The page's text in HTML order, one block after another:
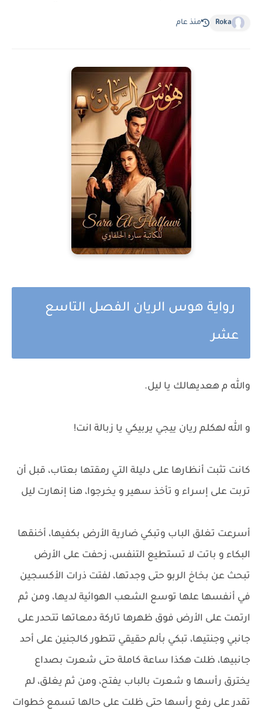
Roka منذ عام
رواية هوس الريان الفصل التاسع
عشر
والله م هعديهالك يا ليل.
و الله لهكلم ريان ييجي يربيكي يا زبالة انت!
كانت تثبت أنظارها على دليلة التي رمقتها بعتاب، قبل أن
تربت على إسراء و تأخذ سهير و يخرجوا، هنا إنهارت ليل
أسرعت تغلق الباب وتبكي ضارية الأرض بكفيها، أخنقها
البكاء و باتت لا تستطيع التنفس، زحفت على الأرض
تبحث عن بخاخ الربو حتى وجدتها، لفتت ذرات الأكسجين
في أنفسها علها توسع الشعب الهوائية لديها، ومن ثم
ارتمت على الأرض فوق ظهرها تاركة دمعاتها تتحدر على
جانبي وجنتيها، تبكي بألم حقيقي تتطور كالجنين على أحد
جانبيها، ظلت هكذا ساعة كاملة حتى شعرت بصداع
يخترق رأسها و شعرت بالباب يفتح، ومن ثم يغلق، لم
تقدر على رفع رأسها حتى ظلت على حالها تسمع خطوات